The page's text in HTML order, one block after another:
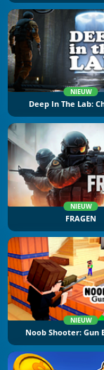
NIEUW
Deep In The Lab:
NIEUW
FRAGEN
NIEUW
Noob Shooter: Gun